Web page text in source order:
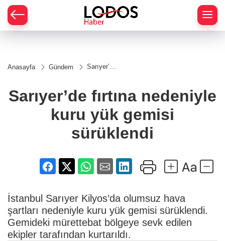
Anasayfa Gündem
Sarıyer’de
kuru yük
gemisi
Sarıyer’de fırtına nedeniyle
kuru yük gemisi
sürüklendi
İstanbul Sarıyer Kilyos’da olumsuz hava
şartları nedeniyle kuru yük gemisi sürüklendi.
Gemideki mürettebat bölgeye sevk edilen
ekipler tarafından kurtarıldı.